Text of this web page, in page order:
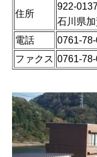
住所
922-
石川県
電話
0761-
ファクス 0761-